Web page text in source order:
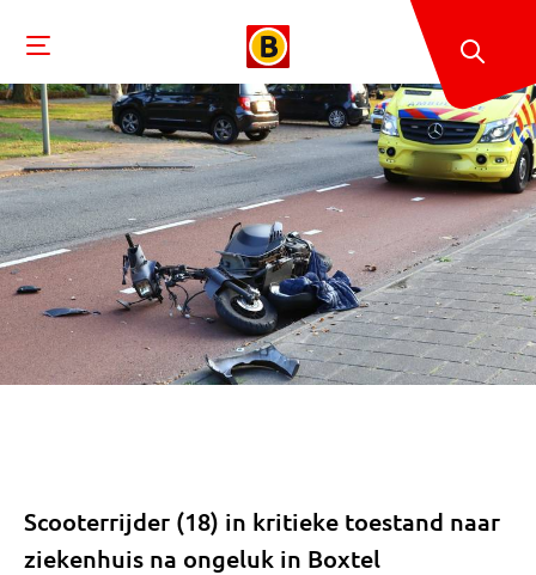
Scooterrijder (18) in kritieke toestand naar
ziekenhuis na ongeluk in Boxtel